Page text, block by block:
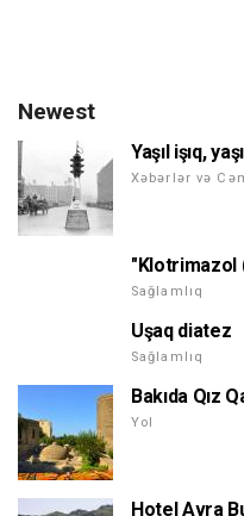
Newest
Yaşıl işıq,
Xəbərlər və
"Klotrimazol
Sağlamlıq
Uşaq diatez
Sağlamlıq
Bakıda Qız
Yol
Hotel Avra